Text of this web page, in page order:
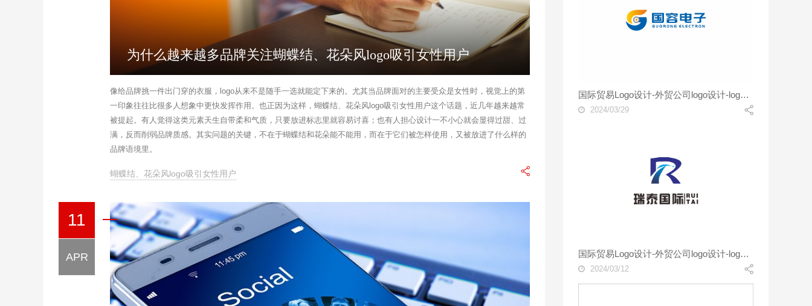
为什么越来越多品牌关注蝴蝶结、花朵风logo吸引女性用户
像给品牌挑一件出门穿的衣服，logo从来不是随手一选就能定下来的。尤其当品牌面对的主要受众是女性时，视觉上的第
一印象往往比很多人想象中更快发挥作用。也正因为这样，蝴蝶结、花朵风logo吸引女性用户这个话题，近几年越来越常
被提起。有人觉得这类元素天生自带柔和气质，只要放进标志里就容易讨喜；也有人担心设计一不小心就会显得过甜、过
满，反而削弱品牌质感。其实问题的关键，不在于蝴蝶结和花朵能不能用，而在于它们被怎样使用，又被放进了什么样的
品牌语境里。
蝴蝶结、花朵风logo吸引女性用户
11
APR
国际贸易Logo设计-外贸公司logo设计-logo设计公司
2024/03/29
国际贸易Logo设计-外贸公司logo设计-logo设计公司
2024/03/12